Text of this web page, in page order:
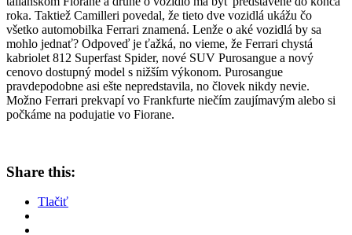
roka. Taktiež Camilleri povedal, že tieto dve vozidlá ukážu čo
všetko automobilka Ferrari znamená. Lenže o aké vozidlá by sa
mohlo jednať? Odpoveď je ťažká, no vieme, že Ferrari chystá
kabriolet 812 Superfast Spider, nové SUV Purosangue a nový
cenovo dostupný model s nižším výkonom. Purosangue
pravdepodobne asi ešte nepredstavila, no človek nikdy nevie.
Možno Ferrari prekvapí vo Frankfurte niečím zaujímavým alebo si
počkáme na podujatie vo Fiorane.
Share this:
Tlačiť